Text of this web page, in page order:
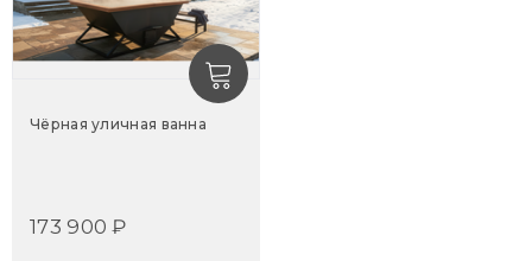
Чёрная уличная ванна
173 900 ₽